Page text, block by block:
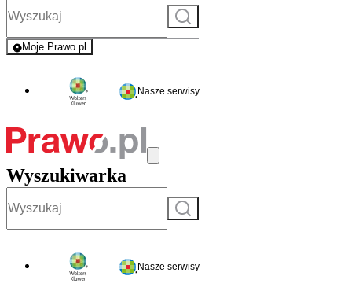
Szukaj
Moje Prawo.pl
- rejestracja i logowanie do serwisu
Nasze serwisy
Wyszukiwarka
Szukaj
Nasze serwisy